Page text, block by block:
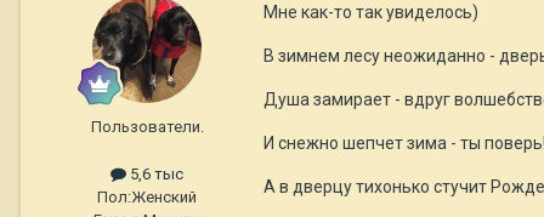
Пользователи.
5,6 тыс
Пол:Женский
Мне как-то так увиделось)
В зимнем лесу неожиданно -
Душа замирает - вдруг
И снежно шепчет зима - ты поверь!
А в дверцу тихонько стучит